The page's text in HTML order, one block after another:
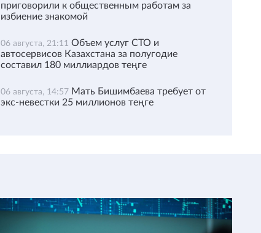
приговорили к общественным работам за
избиение знакомой
06 августа, 21:11 Объем услуг СТО и
автосервисов Казахстана за полугодие
составил 180 миллиардов теңге
06 августа, 14:57 Мать Бишимбаева требует от
экс-невестки 25 миллионов теңге